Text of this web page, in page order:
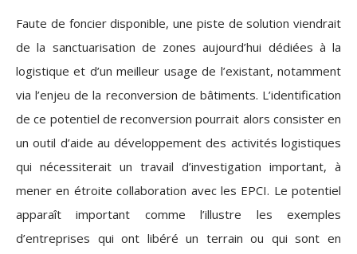
Faute de foncier disponible, une piste de solution viendrait
de la sanctuarisation de zones aujourd’hui dédiées à la
logistique et d’un meilleur usage de l’existant, notamment
via l’enjeu de la reconversion de bâtiments. L’identification
de ce potentiel de reconversion pourrait alors consister en
un outil d’aide au développement des activités logistiques
qui nécessiterait un travail d’investigation important, à
mener en étroite collaboration avec les EPCI. Le potentiel
apparaît important comme l’illustre les exemples
d’entreprises qui ont libéré un terrain ou qui sont en